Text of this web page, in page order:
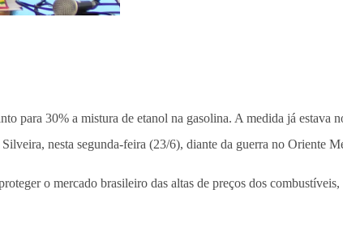
para 30% a mistura de etanol na gasolina. A medida já estava
nesta segunda-feira (23/6), diante da guerra no Oriente
o mercado brasileiro das altas de preços dos